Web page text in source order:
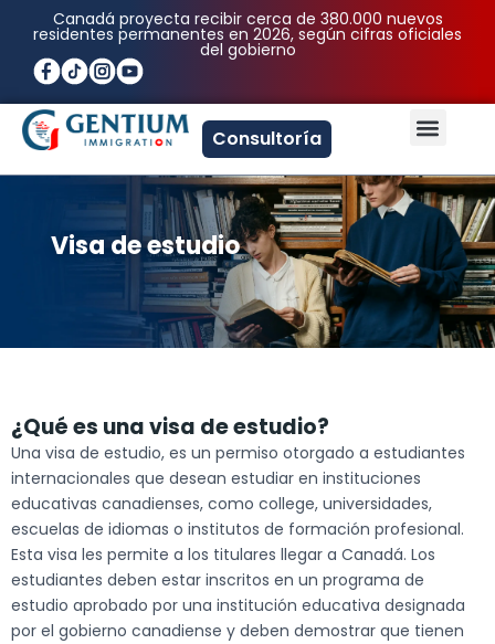
contenido
Canadá proyecta recibir cerca de 380.000 nuevos
residentes permanentes en 2026, según cifras oficiales
del gobierno
Consultoría
Visa de estudio
¿Qué es una visa de estudio?
Una visa de estudio, es un permiso otorgado a estudiantes
internacionales que desean estudiar en instituciones
educativas canadienses, como college, universidades,
escuelas de idiomas o institutos de formación profesional.
Esta visa les permite a los titulares llegar a Canadá. Los
estudiantes deben estar inscritos en un programa de
estudio aprobado por una institución educativa designada
por el gobierno canadiense y deben demostrar que tienen